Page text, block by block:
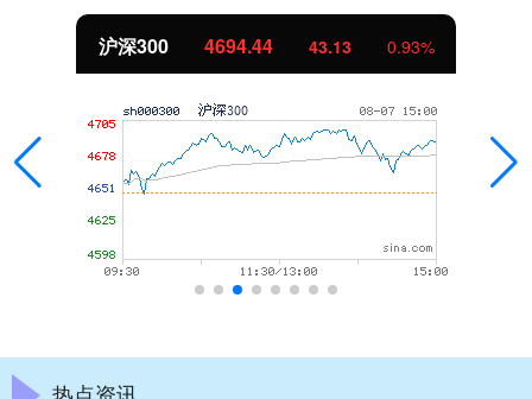
北证50 1134.24 11.37 1.01%